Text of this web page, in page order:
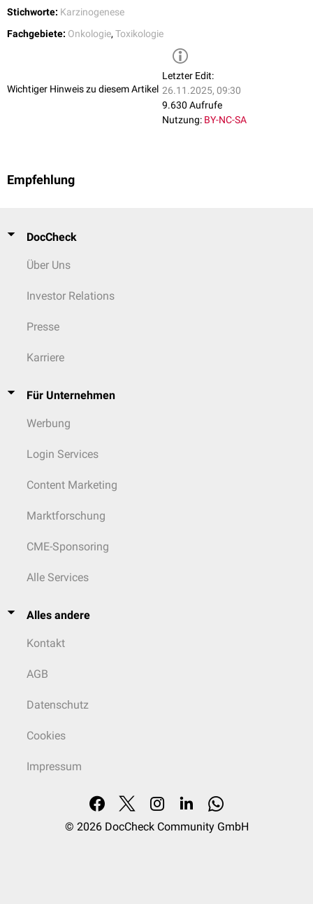
Stichworte: Karzinogenese
Fachgebiete: Onkologie, Toxikologie
Wichtiger Hinweis zu diesem Artikel
Letzter Edit:
26.11.2025, 09:30
9.630 Aufrufe
Nutzung: BY-NC-SA
Empfehlung
DocCheck
Über Uns
Investor Relations
Presse
Karriere
Für Unternehmen
Werbung
Login Services
Content Marketing
Marktforschung
CME-Sponsoring
Alle Services
Alles andere
Kontakt
AGB
Datenschutz
Cookies
Impressum
© 2026 DocCheck Community GmbH